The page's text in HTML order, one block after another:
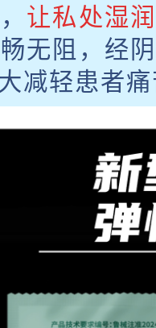
让私处湿
无阻，经
减轻患者